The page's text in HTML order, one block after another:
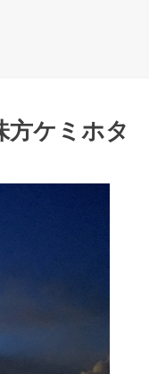
ケミホタ